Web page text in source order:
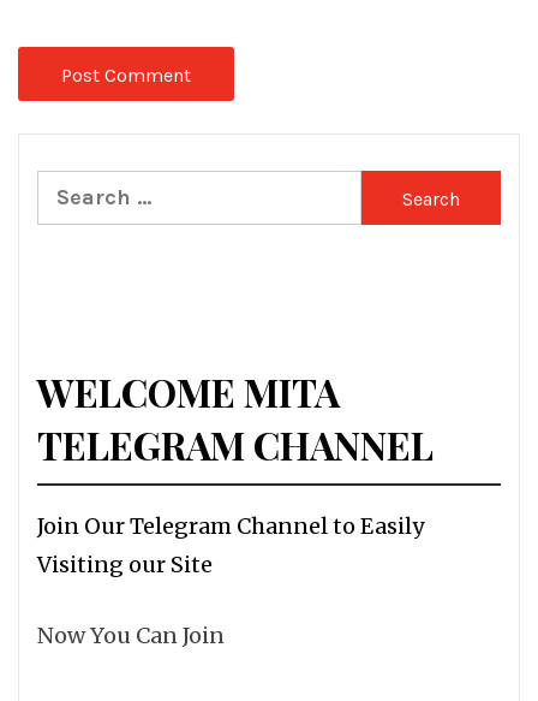
Search
for:
WELCOME MITA
TELEGRAM CHANNEL
Join Our Telegram Channel to Easily
Visiting our Site
Now You Can Join